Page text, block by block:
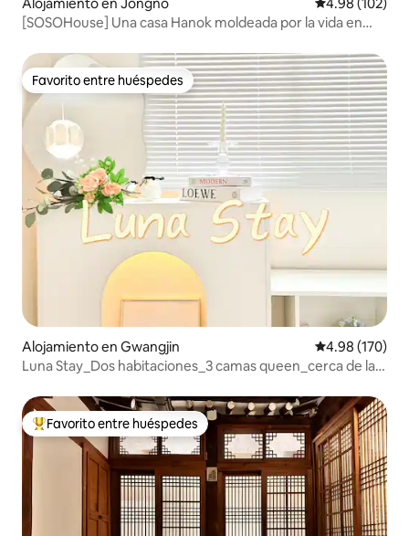
[SOSOHouse] Una casa Hanok moldeada por la vida en
Favorito entre huéspedes
Favorito entre huéspedes
Alojamiento en Gwangjin Calificación
4.98 (170)
Luna Stay_Dos habitaciones_3 camas queen_cerca de la
Favorito entre huéspedes preferido
Favorito entre huéspedes